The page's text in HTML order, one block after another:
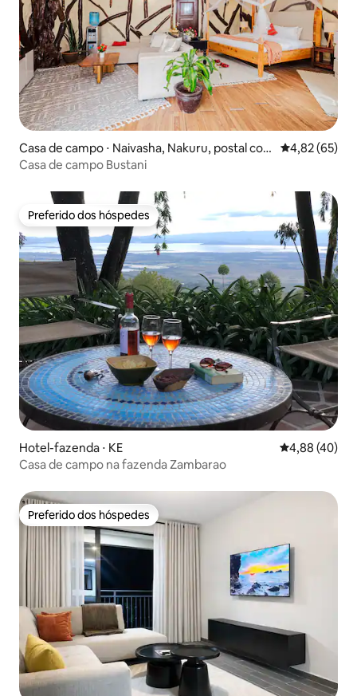
Casa de campo ⋅ Naivasha, Nakuru, postal cod
e- 20117, Kenya
4,82 de uma
4,82 (65)
Casa de campo Bustani
Preferido dos hóspedes
Preferido dos hóspedes
Hotel-fazenda ⋅ KE 4,88 de uma
4,88 (40)
Casa de campo na fazenda Zambarao
Preferido dos hóspedes
Preferido dos hóspedes